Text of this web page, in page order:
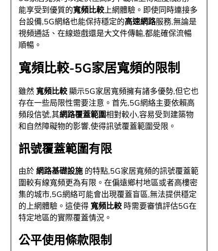
能享受到優質的寬頻比較上網體驗。即使同時連接多
台設備,5G網絡也能保持穩定的高速網路服務,無論是
視頻通話、在線遊戲還是大文件傳輸,都能確保流暢
順暢。
寬頻比較-5G家居寬頻的限制
雖然寬頻比較顯示5G家居寬頻擁有諸多優勢,但它也
存在一些局限性需要注意。首先,5G網絡主要依賴高
頻段信號,其網路覆蓋範圍相對較小,容易受到建築物
和自然障礙物的影響,使得訊號覆蓋範圍受限。
訊號覆蓋範圍有限
由於網路基礎設施 的特點,5G家居寬頻的訊號覆蓋範
圍較有線寬頻更為有限。在偏遠鄉村地區或者高樓密
集的城市,5G網絡可能會出現覆蓋盲區,無法提供穩定
的上網體驗。這使得寬頻比較時需要審慎評估5G在
特定地區的實際覆蓋情況。
公平使用條款限制